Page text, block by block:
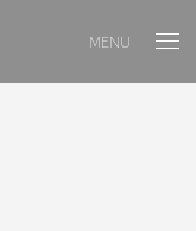
MENU